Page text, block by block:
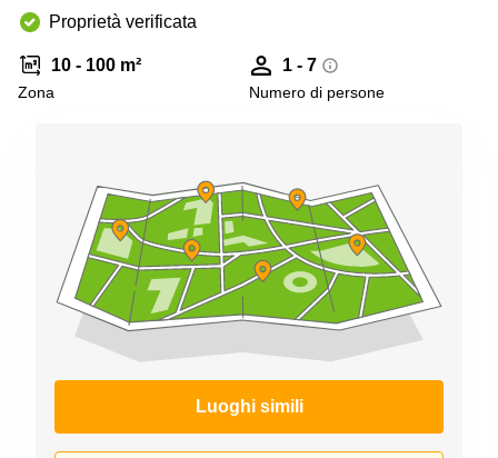
Centers
a
Treviso
Affitto
Milano
Affitto
Meeting
Firenze
Coworking
in affitto su
Proprietà verificata
10 - 100 m²
Zona
1 - 7
Numero di persone
Luoghi simili